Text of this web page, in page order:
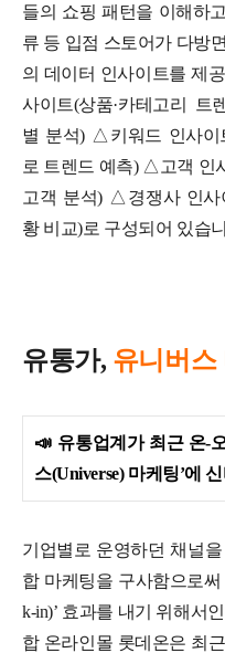
들의 쇼핑 패턴을 이해하
류 등 입점 스토어가 다방
의 데이터 인사이트를 제
사이트(상품·카테고리 트
별 분석) △키워드 인사이
로 트렌드 예측) △고객 인
고객 분석) △경쟁사 인사
황 비교)로 구성되어 있습
유통가, 유니버스
📣 유통업계가 최근 온-
스(Universe) 마케팅’에
기업별로 운영하던 채널
합 마케팅을 구사함으로
k-in)’ 효과를 내기 위해서
합 온라인몰 롯데온은 최